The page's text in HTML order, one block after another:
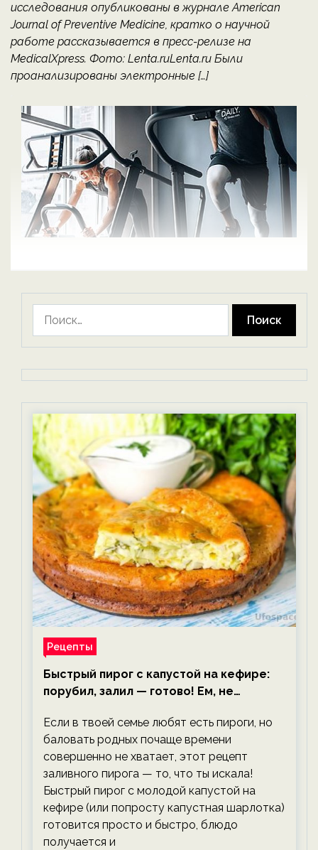
исследования опубликованы в журнале American
Journal of Preventive Medicine, кратко о научной
работе рассказывается в пресс-релизе на
MedicalXpress. Фото: Lenta.ruLenta.ru Были
проанализированы электронные […]
Рецепты
Быстрый пирог с капустой на кефире:
порубил, залил — готово! Ем, не
Если в твоей семье любят есть пироги, но
баловать родных почаще времени
совершенно не хватает, этот рецепт
заливного пирога — то, что ты искала!
Быстрый пирог с молодой капустой на
кефире (или попросту капустная шарлотка)
готовится просто и быстро, блюдо
получается и